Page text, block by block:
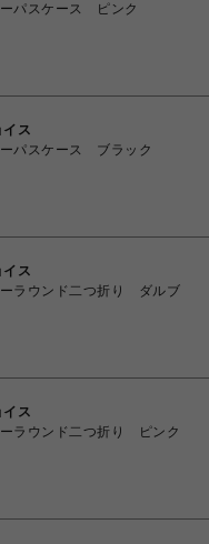
パスケース ピンク
ス
パスケース ブラック
ス
ラウンド二つ折り ダルブ
ス
ラウンド二つ折り ピンク